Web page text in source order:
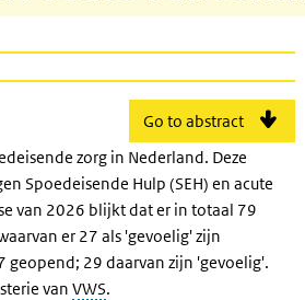
Go to abstract
zorg in Nederland. Deze
Spoedeisende Hulp (SEH) en acute
van 2026 blijkt dat er in totaal 79
er 27 als 'gevoelig' zijn
geopend; 29 daarvan zijn 'gevoelig'.
van VWS.